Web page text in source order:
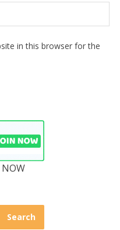
in this browser for the
NOW
Search